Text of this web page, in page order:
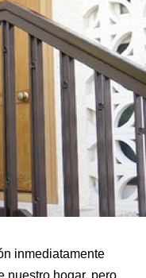
inmediatamente
nuestro hogar, pero